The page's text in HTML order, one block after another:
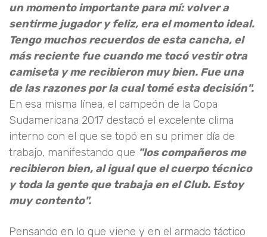
un momento importante para mí: volver a
sentirme jugador y feliz, era el momento ideal.
Tengo muchos recuerdos de esta cancha, el
más reciente fue cuando me tocó vestir otra
camiseta y me recibieron muy bien. Fue una
de las razones por la cual tomé esta decisión".
En esa misma línea, el campeón de la Copa
Sudamericana 2017 destacó el excelente clima
interno con el que se topó en su primer día de
trabajo, manifestando que "los compañeros me
recibieron bien, al igual que el cuerpo técnico
y toda la gente que trabaja en el Club. Estoy
muy contento".
Pensando en lo que viene y en el armado táctico